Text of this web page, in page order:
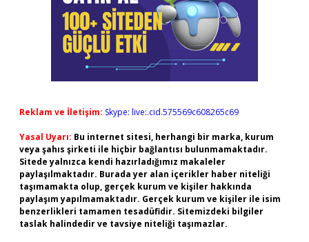
Reklam ve İletişim: Skype: live:.cid.575569c608265c69
Yasal Uyarı: Bu internet sitesi, herhangi bir marka, kurum
veya şahıs şirketi ile hiçbir bağlantısı bulunmamaktadır.
Sitede yalnızca kendi hazırladığımız makaleler
paylaşılmaktadır. Burada yer alan içerikler haber niteliği
taşımamakta olup, gerçek kurum ve kişiler hakkında
paylaşım yapılmamaktadır. Gerçek kurum ve kişiler ile isim
benzerlikleri tamamen tesadüfidir. Sitemizdeki bilgiler
taslak halindedir ve tavsiye niteliği taşımazlar.